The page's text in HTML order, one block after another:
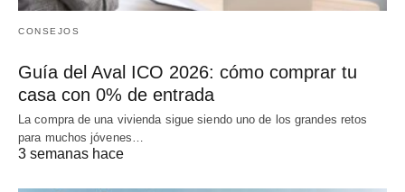
CONSEJOS
Guía del Aval ICO 2026: cómo comprar tu
casa con 0% de entrada
La compra de una vivienda sigue siendo uno de los grandes retos
para muchos jóvenes…
3 semanas hace